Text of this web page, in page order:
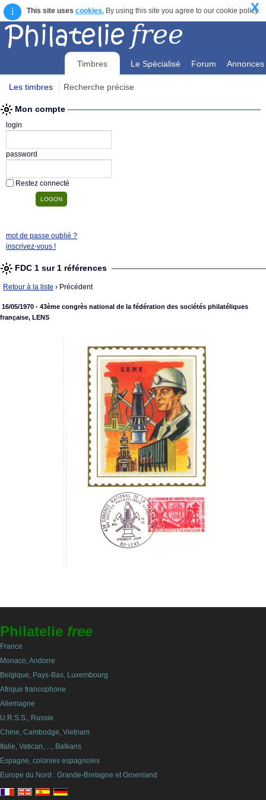
i This site uses cookies.By using this site you agree to our cookie policy.
X
Timbres Le Spécialisé Forum Annonces
Les timbres Recherche précise
Mon compte
login
password
Restez connecté
mot de passe oublié ?
inscrivez-vous !
FDC 1 sur 1 références
Retour à la liste › Précédent
16/05/1970 - 43ème congrès national de la fédération des sociétés philatéliques
française, LENS
Philatelie free
France
Monaco, Andorre
Belgique, Pays-Bas, Luxembourg
Afrique francophone
Allemagne
U.R.S.S., Russie
Chine, Cambodge, Vietnam
Italie, Vatican, ..., Balkans
Espagne, colonies espagnoles
Europe du Nord : Grande-Bretagne et Groenland